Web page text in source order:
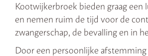
Kootwijkerbroek bieden graag een
en nemen ruim de tijd voor de
zwangerschap, de bevalling en in
Door een persoonlijke afstemming